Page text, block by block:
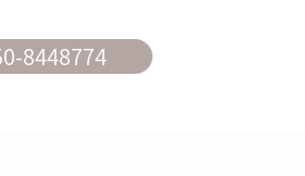
8448774